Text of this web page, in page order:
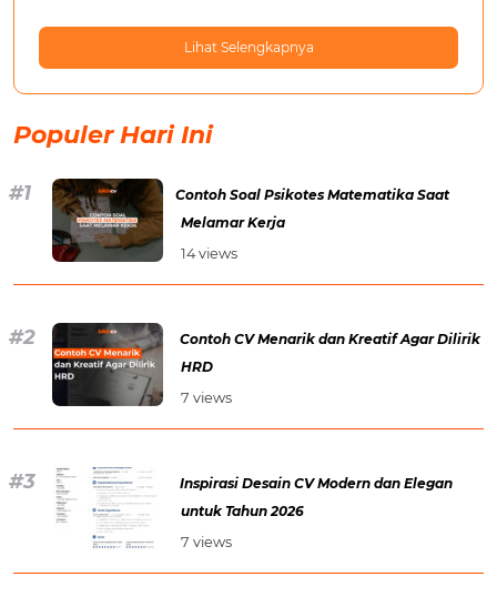
Lihat Selengkapnya
Populer Hari Ini
Contoh Soal Psikotes Matematika Saat
Melamar Kerja
14 views
Contoh CV Menarik dan Kreatif Agar Dilirik
HRD
7 views
Inspirasi Desain CV Modern dan Elegan
untuk Tahun 2026
7 views